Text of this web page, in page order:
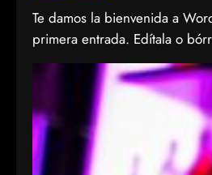
Te damos la bienvenida a
primera entrada. Edítala o
a escribir!